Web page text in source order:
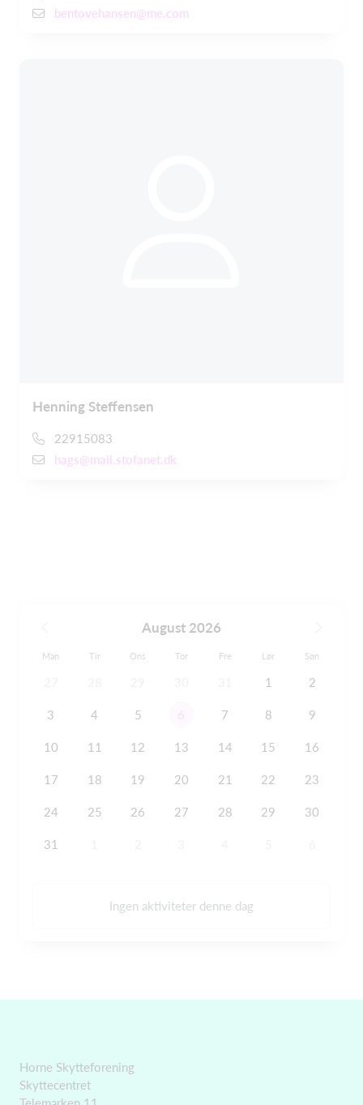
bentovehansen@me.com
Henning Steffensen
22915083
hags@mail.stofanet.dk
August 2026
Man Tir Ons Tor Fre Lør Søn
1 2
3 4 5 6 7 8 9
10 11 12 13 14 15 16
17 18 19 20 21 22 23
24 25 26 27 28 29 30
31
Ingen aktiviteter denne dag
Horne Skytteforening
Skyttecentret